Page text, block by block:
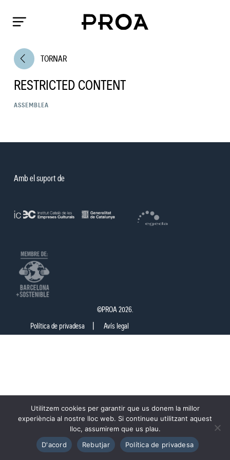
arrow_back_ios TORNAR
RESTRICTED CONTENT
ASSEMBLEA
Amb el suport de
©PROA 2026.
Política de privadesa Avís legal
Utilitzem cookies per garantir que us donem la millor
experiència al nostre lloc web. Si continueu utilitzant aquest
lloc, assumirem que us plau.
D'acord
Rebutjar Política de privadesa